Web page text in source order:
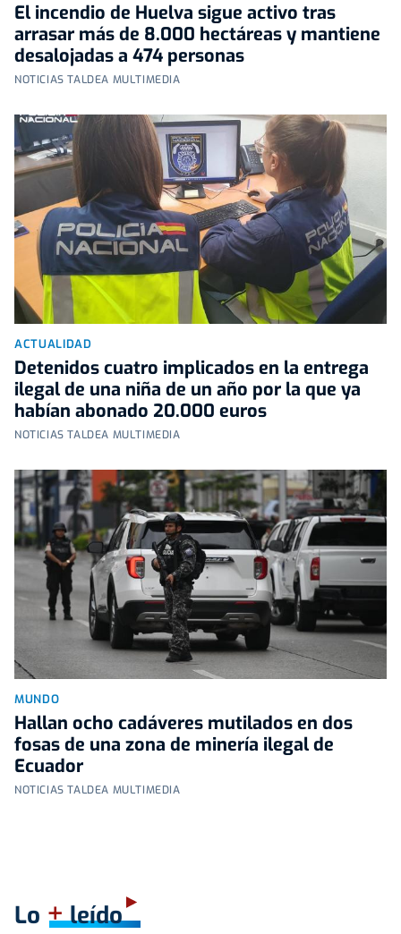
El incendio de Huelva sigue activo tras
arrasar más de 8.000 hectáreas y mantiene
desalojadas a 474 personas
NOTICIAS TALDEA MULTIMEDIA
ACTUALIDAD
Detenidos cuatro implicados en la entrega
ilegal de una niña de un año por la que ya
habían abonado 20.000 euros
NOTICIAS TALDEA MULTIMEDIA
MUNDO
Hallan ocho cadáveres mutilados en dos
fosas de una zona de minería ilegal de
Ecuador
NOTICIAS TALDEA MULTIMEDIA
Lo +leído